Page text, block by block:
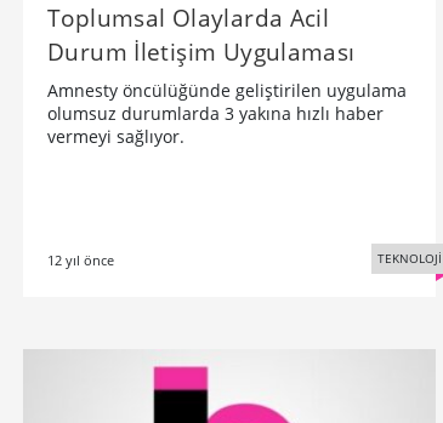
Toplumsal Olaylarda Acil
Durum İletişim Uygulaması
Amnesty öncülüğünde geliştirilen uygulama
olumsuz durumlarda 3 yakına hızlı haber
vermeyi sağlıyor.
12 yıl önce TEKNOLOJİ